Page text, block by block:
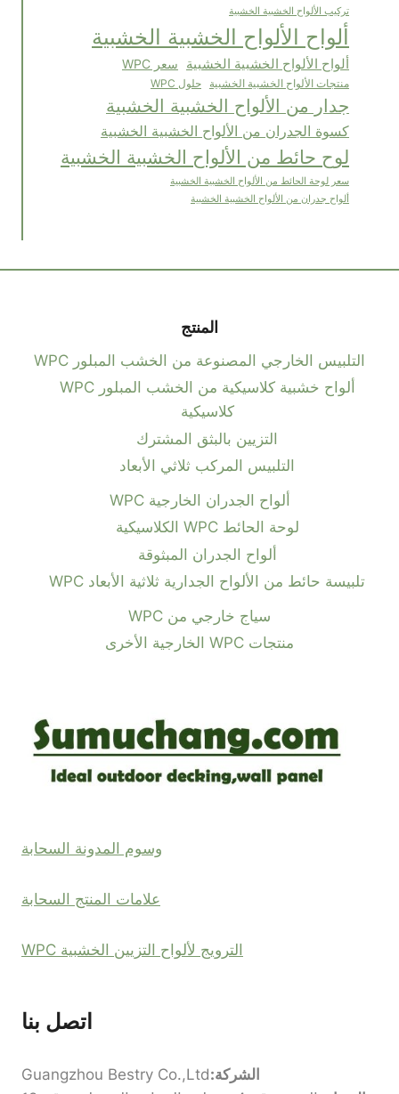
تركيب الألواح الخشبية الخشبية
ألواح الألواح الخشبية الخشبية
ألواح الألواح الخشبية الخشبية سعر WPC
منتجات الألواح الخشبية الخشبية حلول WPC
جدار من الألواح الخشبية الخشبية
كسوة الجدران من الألواح الخشبية الخشبية
لوح حائط من الألواح الخشبية الخشبية
سعر لوحة الحائط من الألواح الخشبية الخشبية
ألواح جدران من الألواح الخشبية الخشبية
المنتج
التلبيس الخارجي المصنوعة من الخشب المبلور WPC
ألواح خشبية كلاسيكية من الخشب المبلور WPC
كلاسيكية
التزيين بالبثق المشترك
التلبيس المركب ثلاثي الأبعاد
ألواح الجدران الخارجية WPC
لوحة الحائط WPC الكلاسيكية
ألواح الجدران المبثوقة
تلبيسة حائط من الألواح الجدارية ثلاثية الأبعاد WPC
سياج خارجي من WPC
منتجات WPC الخارجية الأخرى
وسوم المدونة السحابة
علامات المنتج السحابة
الترويج لألواح التزيين الخشبية WPC
اتصل بنا
الشركة:Guangzhou Bestry Co.,Ltd